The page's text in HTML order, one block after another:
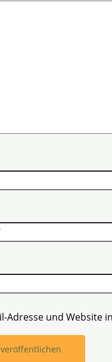
Adresse und